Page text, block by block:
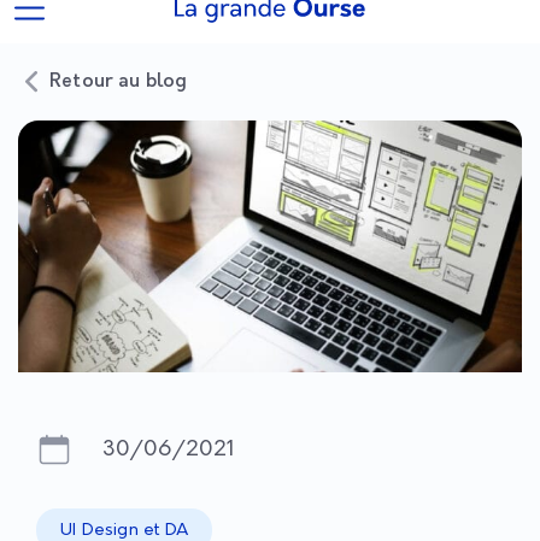
Retour au blog
30/06/2021
UI Design et DA